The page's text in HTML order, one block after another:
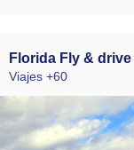
Florida Fly & drive
Viajes +60